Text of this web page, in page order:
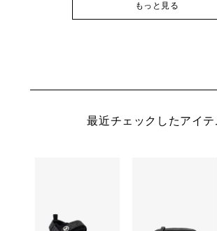
もっと見る
最近チェックしたアイテ